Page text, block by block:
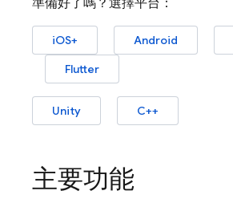
準備好了嗎？選擇平台：
iOS+ Android
Flutter
Unity C++
主要功能